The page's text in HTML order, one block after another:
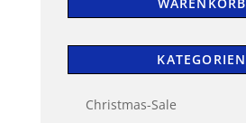
KATEGORIEN
Christmas-Sale